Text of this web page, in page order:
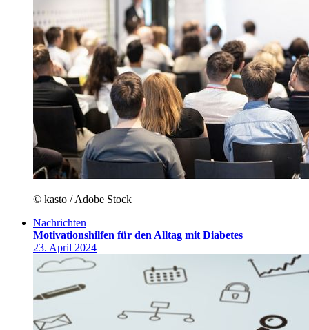
© kasto / Adobe Stock
Nachrichten
Motivationshilfen für den Alltag mit Diabetes
23. April 2024